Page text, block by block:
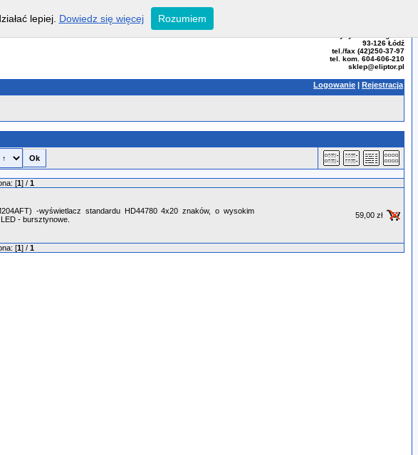
93-126 Łódź
tel./fax (42)250-37-97
tel. kom. 604-606-210
sklep@eliptor.pl
Logowanie | Rejestracja
[1] / 1
-wyświetlacz standardu HD44780 4x20 znaków, o wysokim
- bursztynowe.
59,00 zł
[1] / 1
lepiej. Dowiedz się więcej Rozumiem